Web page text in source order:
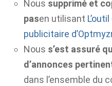
Nous supprimé et
pasen utilisant
publicitaire
Nous s’est assuré
d’annonces
dans l’ensemble du